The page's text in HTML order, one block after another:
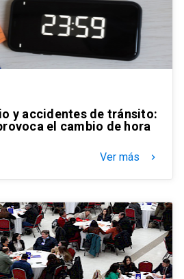
y accidentes de tránsito:
el cambio de hora
Ver más keyboard_arrow_right